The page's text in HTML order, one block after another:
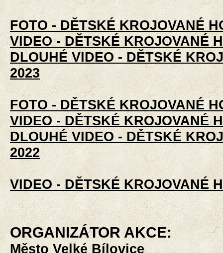
FOTO - DĚTSKÉ KROJOVANÉ
VIDEO - DĚTSKÉ KROJOVANÉ
DLOUHÉ VIDEO - DĚTSKÉ
2023
FOTO - DĚTSKÉ KROJOVANÉ
VIDEO - DĚTSKÉ KROJOVANÉ
DLOUHÉ VIDEO - DĚTSKÉ
2022
VIDEO - DĚTSKÉ KROJOVANÉ
ORGANIZÁTOR AKCE:
Město Velké Bílovice